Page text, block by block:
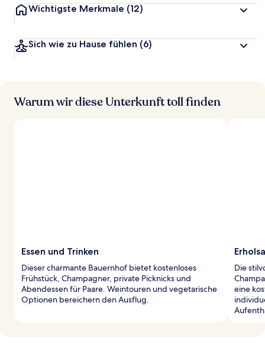
Wichtigste Merkmale (12)
Sich wie zu Hause fühlen (6)
Warum wir diese Unterkunft toll finden
Essen und Trinken
Dieser charmante Bauernhof bietet kostenloses
Frühstück, Champagner, private Picknicks und
Abendessen für Paare. Weintouren und vegetarische
Optionen bereichern den Ausflug.
Die
eine